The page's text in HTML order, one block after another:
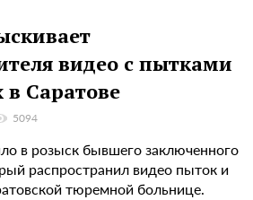
видео с пытками
Саратове
5094
в розыск бывшего заключенного
распространил видео пыток и
тюремной больнице.